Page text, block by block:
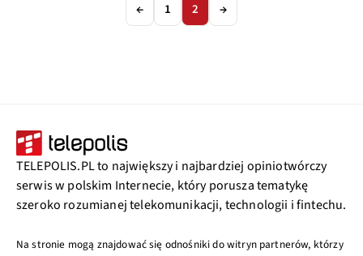
← 1 2 →
TELEPOLIS.PL to największy i najbardziej opiniotwórczy
serwis w polskim Internecie, który porusza tematykę
szeroko rozumianej telekomunikacji, technologii i fintechu.
Na stronie mogą znajdować się odnośniki do witryn partnerów, którzy